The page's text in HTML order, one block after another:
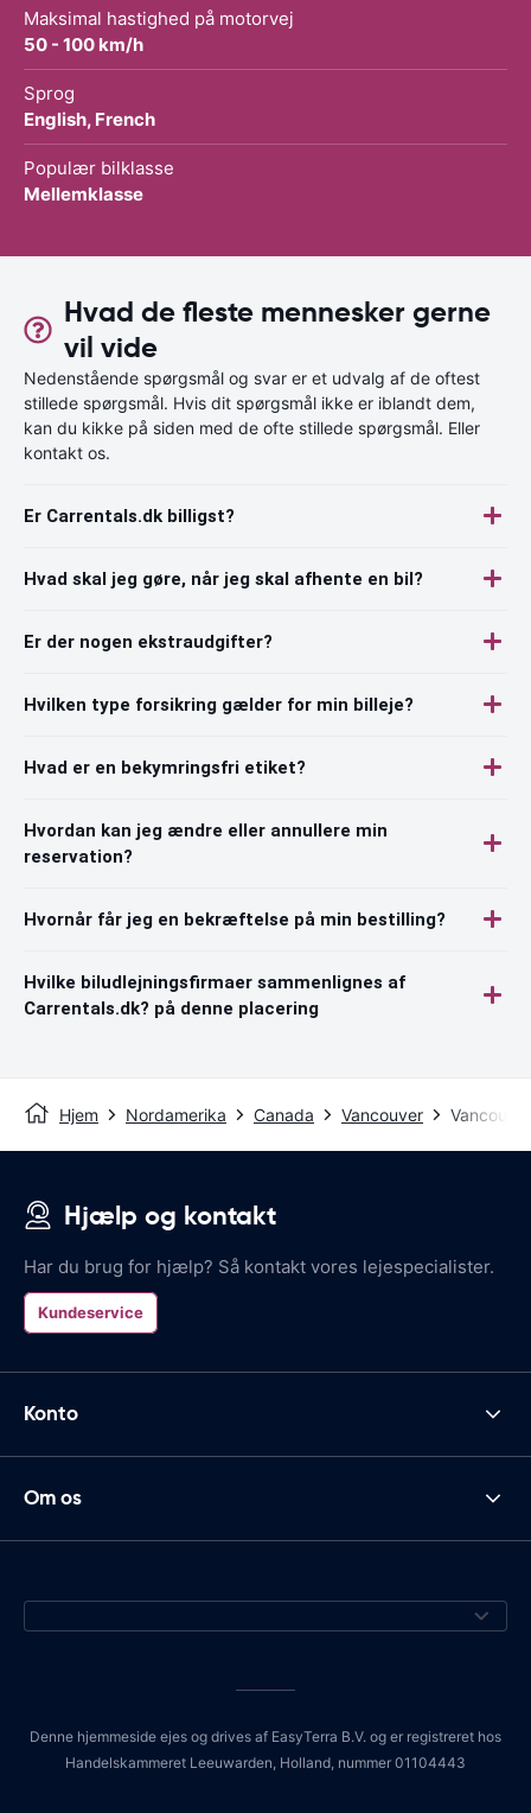
Maksimal hastighed på motorvej
50 - 100 km/h
Sprog
English, French
Populær bilklasse
Mellemklasse
Hvad de fleste mennesker gerne
vil vide
Nedenstående spørgsmål og svar er et udvalg af de oftest
stillede spørgsmål. Hvis dit spørgsmål ikke er iblandt dem,
kan du kikke på siden med de ofte stillede spørgsmål. Eller
kontakt os.
Er Carrentals.dk billigst?
Hvad skal jeg gøre, når jeg skal afhente en bil?
Er der nogen ekstraudgifter?
Hvilken type forsikring gælder for min billeje?
Hvad er en bekymringsfri etiket?
Hvordan kan jeg ændre eller annullere min
reservation?
Hvornår får jeg en bekræftelse på min bestilling?
Hvilke biludlejningsfirmaer sammenlignes af
Carrentals.dk? på denne placering
Hjem Nordamerika Canada Vancouver
Hjælp og kontakt
Har du brug for hjælp? Så kontakt vores lejespecialister.
Kundeservice
Konto
Om os
Denne hjemmeside ejes og drives af EasyTerra B.V. og er registreret hos
Handelskammeret Leeuwarden, Holland, nummer 01104443